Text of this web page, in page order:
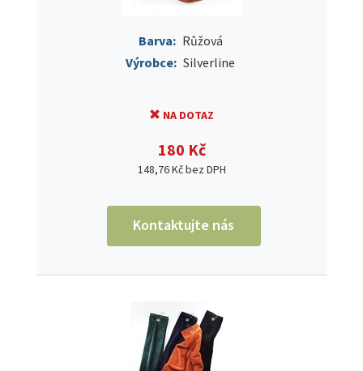
Barva: Růžová
Výrobce: Silverline
NA DOTAZ
180 Kč
148,76 Kč bez DPH
Kontaktujte nás